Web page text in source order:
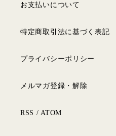
お支払いについて
特定商取引法に基づく表記
プライバシーポリシー
メルマガ登録・解除
RSS / ATOM